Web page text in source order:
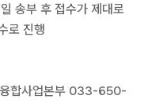
송부 후 접수가 제대로
로 진행
융합사업본부 033-650-